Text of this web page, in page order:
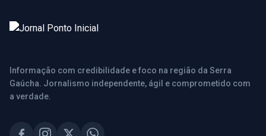
Informação com credibilidade e foco na região da Serra
Gaúcha. Jornalismo independente, ágil e comprometido com
a verdade.